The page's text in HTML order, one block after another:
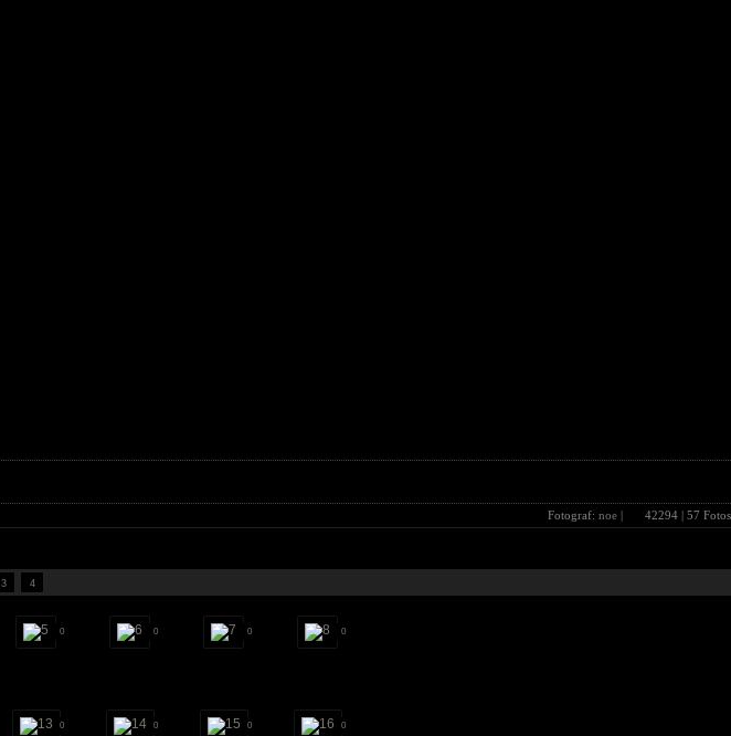
Fotograf: noe | 42294 | 57 Fotos
3 4
0 0 0 0
0 0 0 0